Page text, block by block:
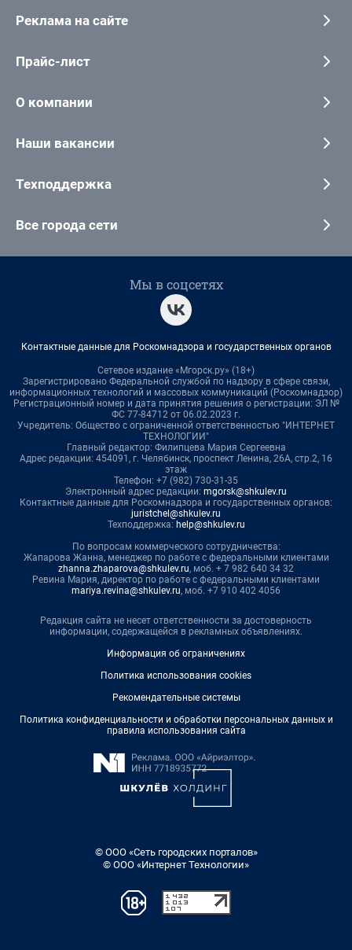
Реклама на сайте
Прайс-лист
О компании
Наши вакансии
Техподдержка
Все города сети
Мы в соцсетях
Контактные данные для Роскомнадзора и государственных органов
Сетевое издание «Мгорск.ру» (18+)
Зарегистрировано Федеральной службой по надзору в сфере связи,
информационных технологий и массовых коммуникаций (Роскомнадзор)
Регистрационный номер и дата принятия решения о регистрации: ЭЛ №
ФС 77-84712 от 06.02.2023 г.
Учредитель: Общество с ограниченной ответственностью "ИНТЕРНЕТ
ТЕХНОЛОГИИ"
Главный редактор: Филипцева Мария Сергеевна
Адрес редакции: 454091, г. Челябинск, проспект Ленина, 26А, стр.2, 16
этаж
Телефон: +7 (982) 730-31-35
Электронный адрес редакции: mgorsk@shkulev.ru
Контактные данные для Роскомнадзора и государственных органов:
juristchel@shkulev.ru
Техподдержка: help@shkulev.ru
По вопросам коммерческого сотрудничества:
Жапарова Жанна, менеджер по работе с федеральными клиентами
zhanna.zhaparova@shkulev.ru, моб. + 7 982 640 34 32
Ревина Мария, директор по работе с федеральными клиентами
mariya.revina@shkulev.ru, моб. +7 910 402 4056
Редакция сайта не несет ответственности за достоверность
информации, содержащейся в рекламных объявлениях.
Информация об ограничениях
Политика использования cookies
Рекомендательные системы
Политика конфиденциальности и обработки персональных данных и
правила использования сайта
© ООО «Сеть городских порталов»
© ООО «Интернет Технологии»